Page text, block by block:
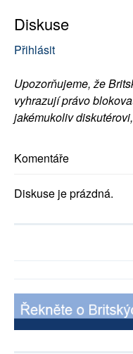
Diskuse
Přihlásit
Upozorňujeme, že
vyhrazují právo
jakémukoliv
Komentáře
Diskuse je prázdná.